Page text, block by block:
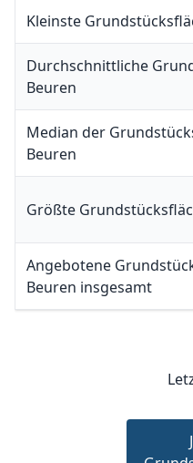
Kleinste
Durchschnittliche
Beuren
Median der
Beuren
Größte
Angebotene
Beuren insgesamt